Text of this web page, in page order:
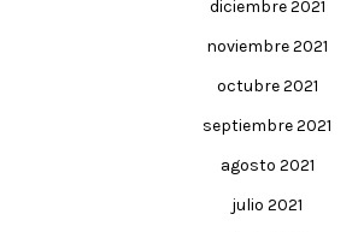
diciembre 2021
noviembre 2021
octubre 2021
septiembre 2021
agosto 2021
julio 2021